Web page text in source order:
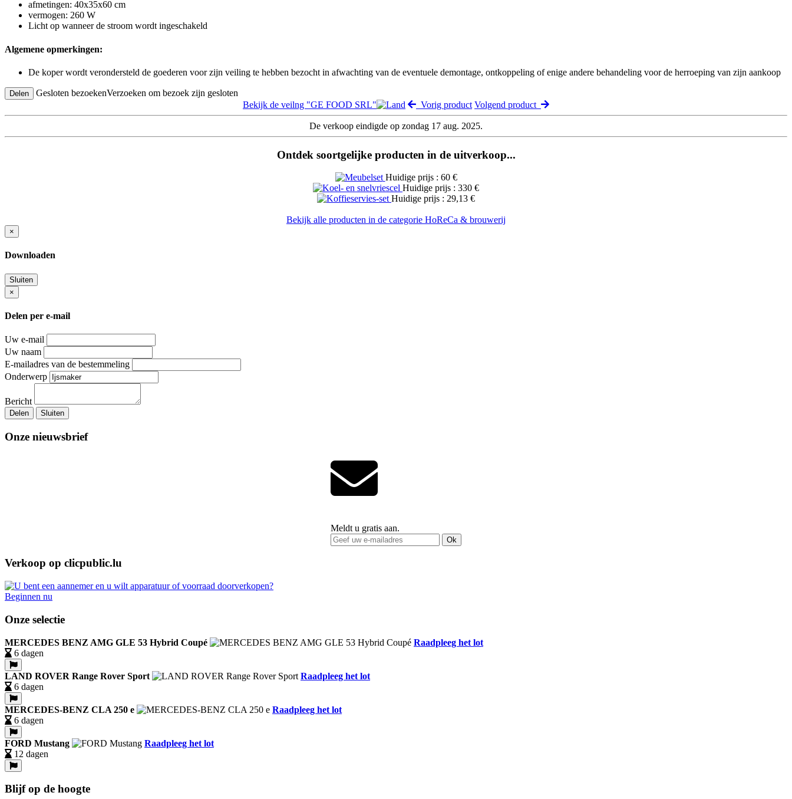
afmetingen: 40x35x60 cm
vermogen: 260 W
Licht op wanneer de stroom wordt ingeschakeld
Algemene opmerkingen:
De koper wordt verondersteld de goederen voor zijn veiling te hebben bezocht in afwachting van de eventuele demontage, ontkoppeling of enige andere behandeling voor de herroeping van zijn aankoop
Delen Gesloten bezoekenVerzoeken om bezoek zijn gesloten
Bekijk de veilng "GE FOOD SRL"
Vorig product Volgend product
De verkoop eindigde op zondag 17 aug. 2025.
Ontdek soortgelijke producten in de uitverkoop...
Huidige prijs : 60 €
Huidige prijs : 330 €
Huidige prijs : 29,13 €
Bekijk alle producten in de categorie HoReCa & brouwerij
×
Downloaden
Sluiten
×
Delen per e-mail
Uw e-mail
Uw naam
E-mailadres van de bestemmeling
Onderwerp
Bericht
Delen Sluiten
Onze nieuwsbrief
Meldt u gratis aan.
Ok
Verkoop op clicpublic.lu
Beginnen nu
Onze selectie
MERCEDES BENZ AMG GLE 53 Hybrid Coupé
Raadpleeg het lot
6 dagen
LAND ROVER Range Rover Sport
Raadpleeg het lot
6 dagen
MERCEDES-BENZ CLA 250 e
Raadpleeg het lot
6 dagen
FORD Mustang
Raadpleeg het lot
12 dagen
Blijf op de hoogte